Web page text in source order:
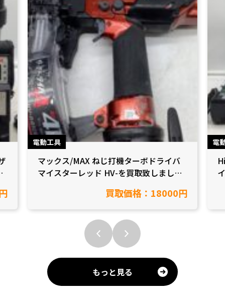
電動工具
マックス/MAX ねじ打機ターボドライバ
マイスターレッド HV-を買取致しました
買取価格：18000円
電
もっと見る